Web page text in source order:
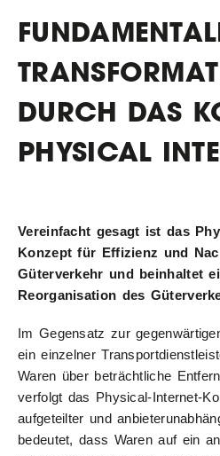
DURCH DAS
PHYSICAL
Vereinfacht gesagt ist das
Konzept für Effizienz und
Güterverkehr und beinhaltet
Reorganisation des
Im Gegensatz zur
ein einzelner
Waren über beträchtliche
verfolgt das Physical-Internet-
aufgeteilter und
bedeutet, dass Waren auf ein